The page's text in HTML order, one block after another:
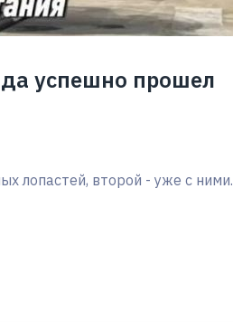
успешно прошел
лопастей, второй - уже с ними.